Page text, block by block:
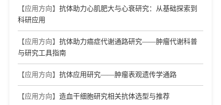
【应用方向】 抗体助力心肌肥大与心衰研究：从基础探索到
科研应用
【应用方向】 抗体助力癌症代谢通路研究——肿瘤代谢科普
与研究工具指南
【应用方向】 抗体应用研究——肿瘤表观遗传学通路
【应用方向】 造血干细胞研究相关抗体选型与推荐